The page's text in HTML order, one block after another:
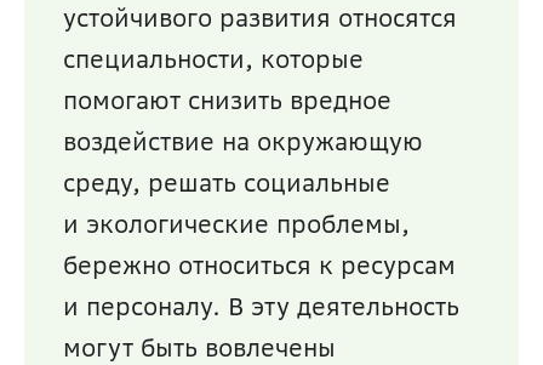
устойчивого развития относятся
специальности, которые
помогают снизить вредное
воздействие на окружающую
среду, решать социальные
и экологические проблемы,
бережно относиться к ресурсам
и персоналу. В эту деятельность
могут быть вовлечены